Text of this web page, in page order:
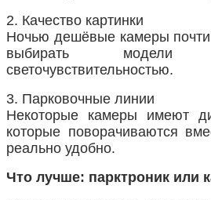
2. Качество картинки
Ночью дешёвые камеры
выбирать
светочувствительностью.
3. Парковочные линии
Некоторые камеры имеют
которые поворачиваются
реально удобно.
Что лучше: парктроник или